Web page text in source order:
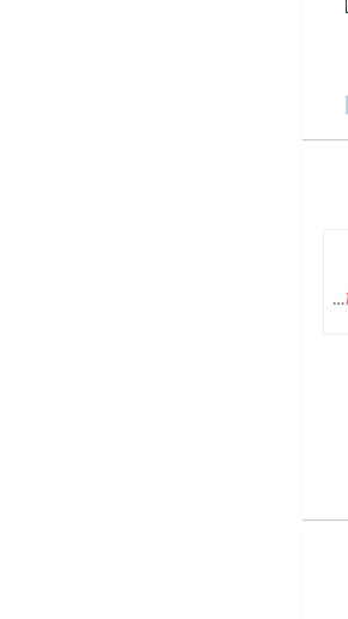
בטון מוחלק | יציקות בטון